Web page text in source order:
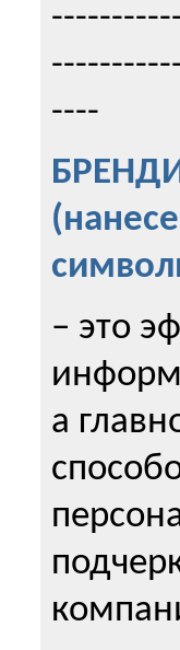
----
– это
а